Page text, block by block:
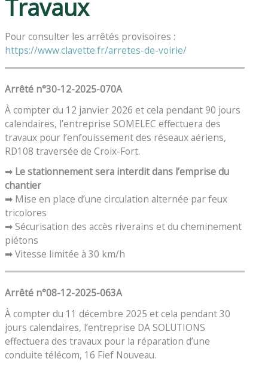
Travaux
Pour consulter les arrêtés provisoires :
https://www.clavette.fr/arretes-de-voirie/
Arrêté n°30-12-2025-070A
À compter du 12 janvier 2026 et cela pendant 90 jours
calendaires, l’entreprise SOMELEC effectuera des
travaux pour l’enfouissement des réseaux aériens,
RD108 traversée de Croix-Fort.
➡ Le stationnement sera interdit dans l’emprise du
chantier
➡ Mise en place d’une circulation alternée par feux
tricolores
➡ Sécurisation des accès riverains et du cheminement
piétons
➡ Vitesse limitée à 30 km/h
Arrêté n°08-12-2025-063A
À compter du 11 décembre 2025 et cela pendant 30
jours calendaires, l’entreprise DA SOLUTIONS
effectuera des travaux pour la réparation d’une
conduite télécom, 16 Fief Nouveau.